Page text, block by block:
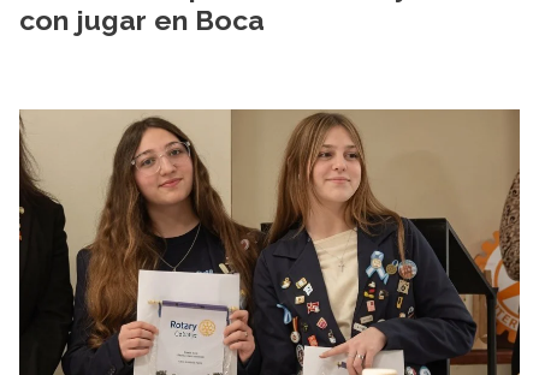
con jugar en Boca